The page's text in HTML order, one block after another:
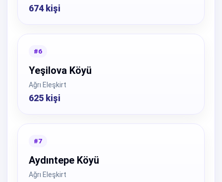
674 kişi
#6
Yeşilova Köyü
Ağrı Eleşkirt
625 kişi
#7
Aydıntepe Köyü
Ağrı Eleşkirt